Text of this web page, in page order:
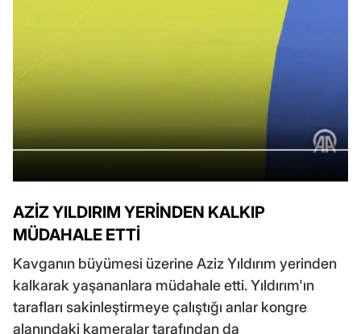
AZİZ YILDIRIM YERİNDEN KALKIP
MÜDAHALE ETTİ
Kavganın büyümesi üzerine Aziz Yıldırım yerinden
kalkarak yaşananlara müdahale etti. Yıldırım'ın
tarafları sakinleştirmeye çalıştığı anlar kongre
alanındaki kameralar tarafından da